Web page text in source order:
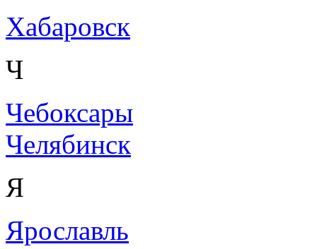
Хабаровск
Ч
Чебоксары
Челябинск
Я
Ярославль